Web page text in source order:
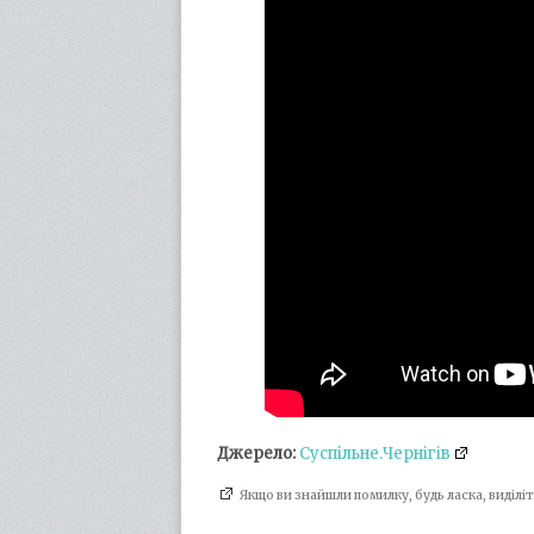
Джерело: Суспільне.Чернігів
Якщо ви знайшли помилку, будь ласка,